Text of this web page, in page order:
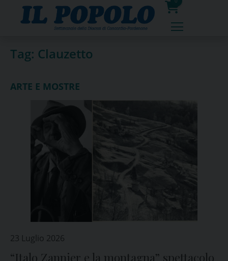
0
prodotti
Tag: Clauzetto
ARTE E MOSTRE
23 Luglio 2026
“Italo Zannier e la montagna” spettacolo